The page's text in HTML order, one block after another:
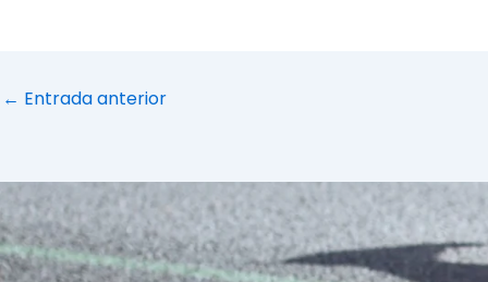
← Entrada anterior